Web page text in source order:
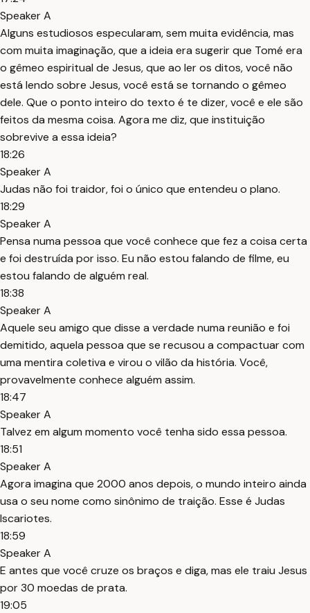
Speaker A
Alguns estudiosos especularam, sem muita evidência, mas
com muita imaginação, que a ideia era sugerir que Tomé era
o gêmeo espiritual de Jesus, que ao ler os ditos, você não
está lendo sobre Jesus, você está se tornando o gêmeo
dele. Que o ponto inteiro do texto é te dizer, você e ele são
feitos da mesma coisa. Agora me diz, que instituição
sobrevive a essa ideia?
18:26
Speaker A
Judas não foi traidor, foi o único que entendeu o plano.
18:29
Speaker A
Pensa numa pessoa que você conhece que fez a coisa certa
e foi destruída por isso. Eu não estou falando de filme, eu
estou falando de alguém real.
18:38
Speaker A
Aquele seu amigo que disse a verdade numa reunião e foi
demitido, aquela pessoa que se recusou a compactuar com
uma mentira coletiva e virou o vilão da história. Você,
provavelmente conhece alguém assim.
18:47
Speaker A
Talvez em algum momento você tenha sido essa pessoa.
18:51
Speaker A
Agora imagina que 2000 anos depois, o mundo inteiro ainda
usa o seu nome como sinônimo de traição. Esse é Judas
Iscariotes.
18:59
Speaker A
E antes que você cruze os braços e diga, mas ele traiu Jesus
por 30 moedas de prata.
19:05